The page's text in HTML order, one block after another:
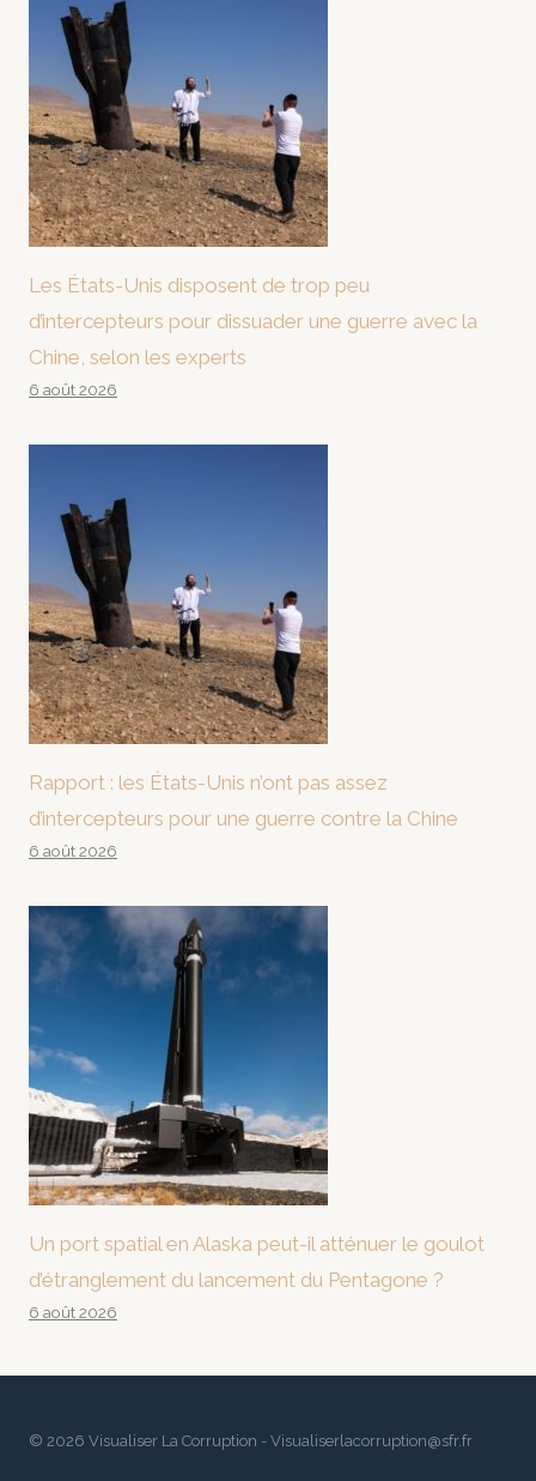
Les États-Unis disposent de trop peu
d’intercepteurs pour dissuader une guerre avec la
Chine, selon les experts
6 août 2026
Rapport : les États-Unis n’ont pas assez
d’intercepteurs pour une guerre contre la Chine
6 août 2026
Un port spatial en Alaska peut-il atténuer le goulot
d’étranglement du lancement du Pentagone ?
6 août 2026
© 2026 Visualiser La Corruption - Visualiserlacorruption@sfr.fr